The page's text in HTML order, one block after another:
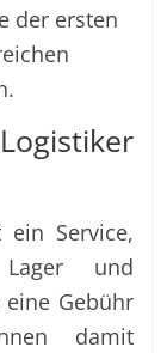
der ersten
Service,
und
Gebühr
damit